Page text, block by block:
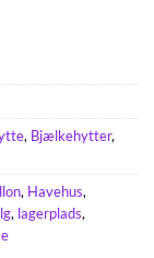
, Bjælkehytter,
, Havehus,
, lagerplads,